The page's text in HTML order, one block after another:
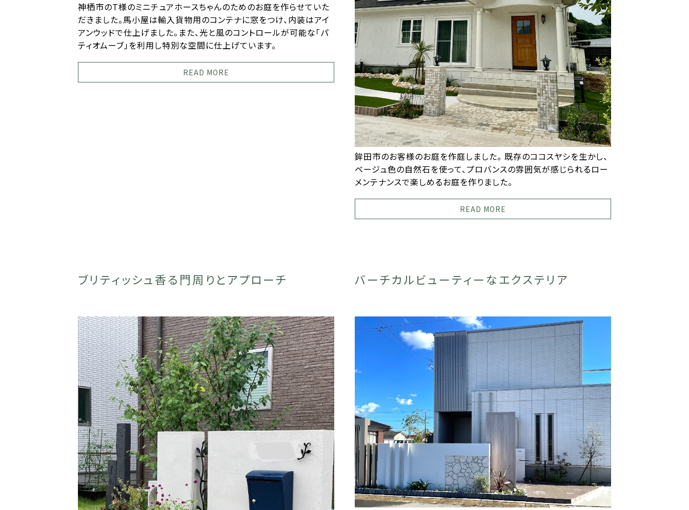
神栖市のT様のミニチュアホースちゃんのためのお庭を作らせていた
だきました。馬小屋は輸入貨物用のコンテナに窓をつけ、内装はアイ
アンウッドで仕上げました。また、光と風のコントロールが可能な「パ
ティオムーブ」を利用し特別な空間に仕上げています。
READ MORE
鉾田市のお客様のお庭を作庭しました。 既存のココスヤシを生かし、
ベージュ色の自然石を使って、プロバンスの雰囲気が感じられるロー
メンテナンスで楽しめるお庭を作りました。
READ MORE
ブリティッシュ香る門周りとアプローチ バーチカルビューティーなエクステリア